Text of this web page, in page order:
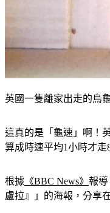
英國一隻離家出走的烏
這真的是「龜速」啊！
算成時速平均1小時才走
根據 《BBC News》 報導
盧拉』」的海報，分享